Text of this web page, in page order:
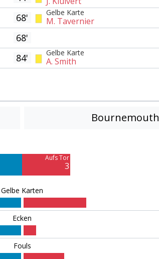
68' Gelbe Karte
M. Tavernier
68'
84'
Gelbe Karte
A. Smith
Bournemouth
Aufs Tor
3
Gelbe Karten
Ecken
Fouls